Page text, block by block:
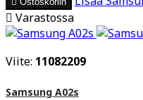
 Varastossa
Viite: 11082209
Samsung A02s